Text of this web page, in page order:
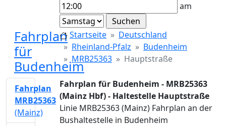
am
Fahrplan
für
Budenheim
Startseite
Deutschland
Rheinland-Pfalz
Budenheim
MRB25363
Hauptstraße
Fahrplan für Budenheim - MRB25363
(Mainz Hbf) - Haltestelle Hauptstraße
Linie MRB25363 (Mainz) Fahrplan an der
Bushaltestelle in Budenheim
Fahrplan
MRB25363
(Mainz)